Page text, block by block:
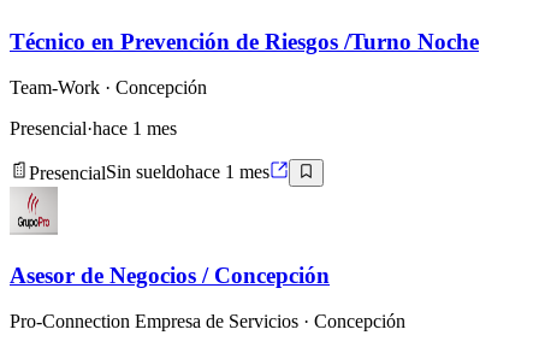
Técnico en Prevención de Riesgos /Turno Noche
Team-Work · Concepción
Presencial·hace 1 mes
PresencialSin sueldohace 1 mes
Asesor de Negocios / Concepción
Pro-Connection Empresa de Servicios · Concepción